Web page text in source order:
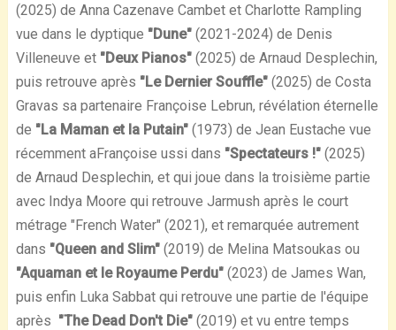
(2025) de Anna Cazenave Cambet et Charlotte Rampling
vue dans le dyptique "Dune"(2021-2024) de Denis
Villeneuve et "Deux Pianos"(2025) de Arnaud Desplechin,
puis retrouve après "Le Dernier Souffle"(2025) de Costa
Gravas sa partenaire Françoise Lebrun, révélation éternelle
de "La Maman et la Putain"(1973) de Jean Eustache vue
récemment aFrançoise ussi dans "Spectateurs !"(2025)
de Arnaud Desplechin, et qui joue dans la troisième partie
avec Indya Moore qui retrouve Jarmush après le court
métrage "French Water" (2021), et remarquée autrement
dans "Queen and Slim"(2019) de Melina Matsoukas ou
"Aquaman et le Royaume Perdu" (2023) de James Wan,
puis enfin Luka Sabbat qui retrouve une partie de l'équipe
après "The Dead Don't Die"(2019) et vu entre temps